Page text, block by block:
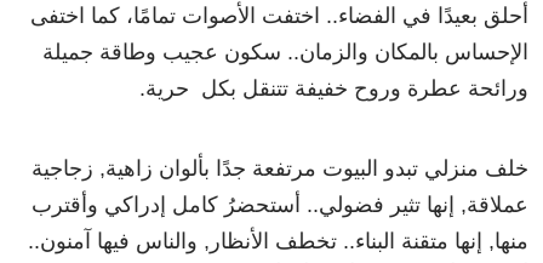
أحلق بعيدًا في الفضاء.. اختفت الأصوات تمامًا، كما اختفى
الإحساس بالمكان والزمان.. سكون عجيب وطاقة جميلة
ورائحة عطرة وروح خفيفة تتنقل بكل حرية.
خلف منزلي تبدو البيوت مرتفعة جدًا بألوان زاهية, زجاجية
عملاقة, إنها تثير فضولي.. أستحضرُ كامل إدراكي وأقترب
منها, إنها متقنة البناء.. تخطف الأنظار, والناس فيها آمنون..